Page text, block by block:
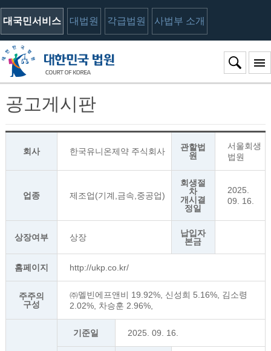
대국민서비스 대법원 각급법원 사법부 소개
공고게시판
회사 한국유니온제약 주식회사
관할법
원
서울회생
법원
업종 제조업(기계,금속,중공업)
회생절
차
개시결
정일
2025.
09. 16.
상장여부 상장
납입자
본금
홈페이지 http://ukp.co.kr/
주주의
구성
㈜멜빈에프앤비 19.92%, 신성희 5.16%, 김소령
2.02%, 차승훈 2.96%,
기준일 2025. 09. 16.